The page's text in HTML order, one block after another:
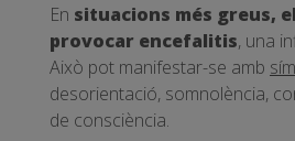
En situacions més greus,
provocar encefalitis, una
Això pot manifestar-se amb
desorientació, somnolència,
de consciència.